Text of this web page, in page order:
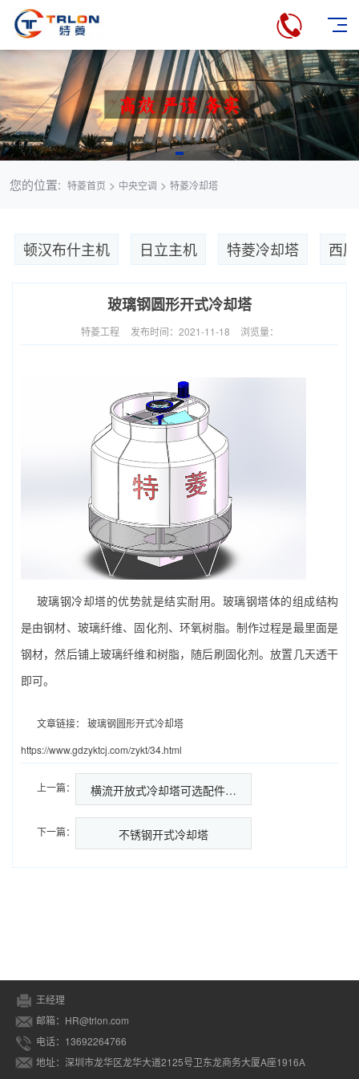
您的位置: 特菱首页 > 中央空调 > 特菱冷却塔
顿汉布什主机 日立主机 特菱冷却塔 西
玻璃钢圆形开式冷却塔
特菱工程 发布时间：2021-11-18 浏览量：
玻璃钢冷却塔的优势就是结实耐用。玻璃钢塔体的组成结构
是由钢材、玻璃纤维、固化剂、环氧树脂。制作过程是最里面是
钢材，然后铺上玻璃纤维和树脂，随后刷固化剂。放置几天透干
即可。
文章链接：
玻璃钢圆形开式冷却塔
https://www.gdzyktcj.com/zykt/34.html
上一篇： 横流开放式冷却塔可选配件…
下一篇： 不锈钢开式冷却塔
王经理
邮箱：HR@trlon.com
电话：13692264766
地址：深圳市龙华区龙华大道2125号卫东龙商务大厦A座1916A